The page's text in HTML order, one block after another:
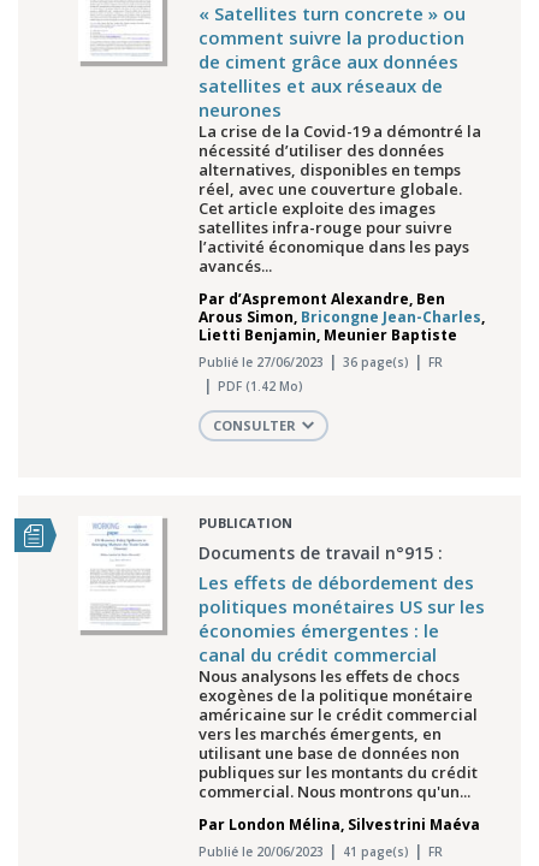
« Satellites turn concrete » ou
comment suivre la production
de ciment grâce aux données
satellites et aux réseaux de
neurones
La crise de la Covid-19 a démontré la
nécessité d’utiliser des données
alternatives, disponibles en temps
réel, avec une couverture globale.
Cet article exploite des images
satellites infra-rouge pour suivre
l’activité économique dans les pays
avancés...
Par d’Aspremont Alexandre, Ben
Arous Simon, Bricongne Jean-Charles,
Lietti Benjamin, Meunier Baptiste
Publié le 27/06/2023 36 page(s)
FR
PDF (1.42 Mo)
CONSULTER
PUBLICATION
Documents de travail n°915 :
Les effets de débordement des
politiques monétaires US sur les
économies émergentes : le
canal du crédit commercial
Nous analysons les effets de chocs
exogènes de la politique monétaire
américaine sur le crédit commercial
vers les marchés émergents, en
utilisant une base de données non
publiques sur les montants du crédit
commercial. Nous montrons qu'un...
Par London Mélina, Silvestrini Maéva
Publié le 20/06/2023 41 page(s)
FR